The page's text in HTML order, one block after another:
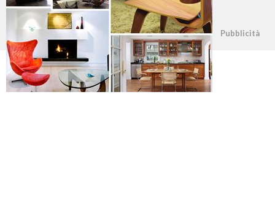
©2026 - casapratica.org - p.iva 03338800984 Pubblicità